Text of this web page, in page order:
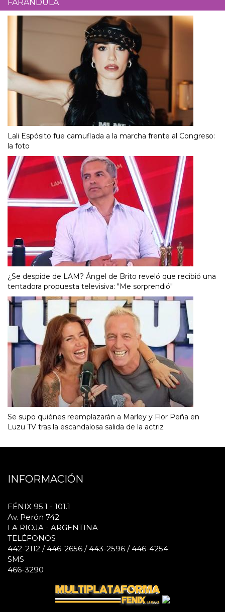
FARÁNDULA
Lali Espósito fue camuflada a la marcha frente al Congreso:
la foto
¿Se despide de LAM? Ángel de Brito reveló que recibió una
tentadora propuesta televisiva: "Me sorprendió"
Se supo quiénes reemplazarán a Marley y Flor Peña en
Luzu TV tras la escandalosa salida de la actriz
INFORMACIÓN
FÉNIX 95.1 - 101.1
Av. Perón 742
LA RIOJA - ARGENTINA
TELÉFONOS
442-2112 / 446-2656 / 443-2596 / 446-4254
SMS
466-3290